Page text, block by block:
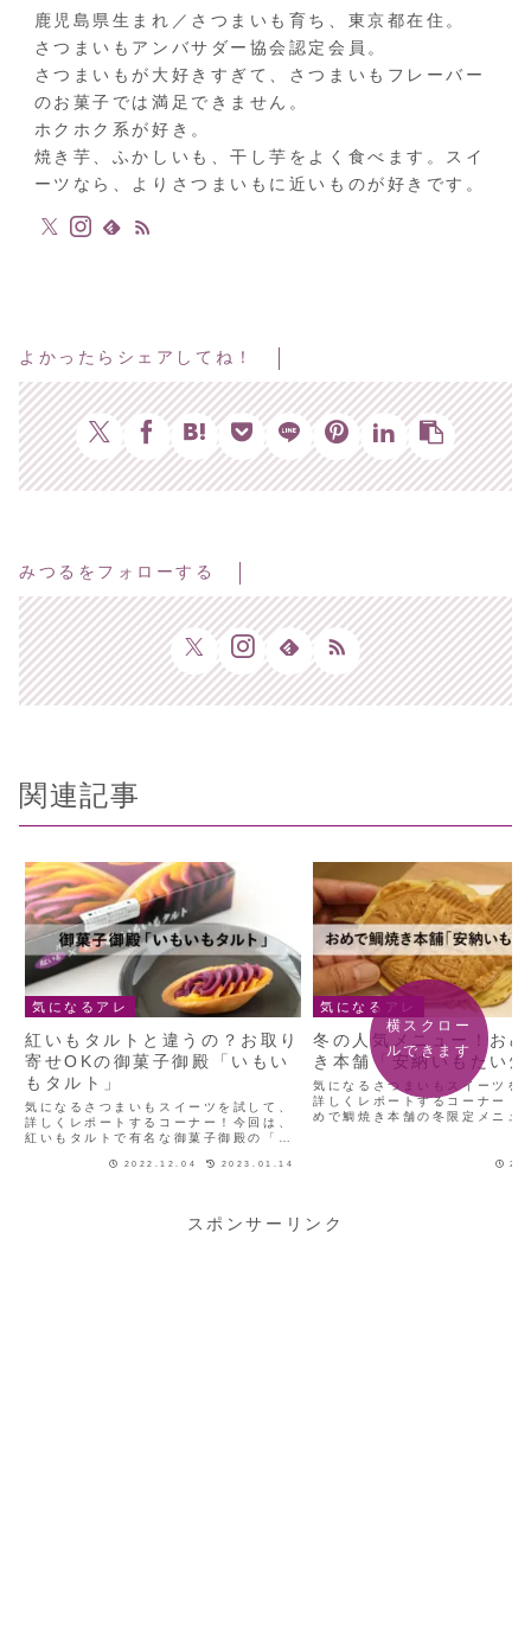
鹿児島県生まれ／さつまいも育ち、東京都在住。
さつまいもアンバサダー協会認定会員。
さつまいもが大好きすぎて、さつまいもフレーバー
のお菓子では満足できません。
ホクホク系が好き。
焼き芋、ふかしいも、干し芋をよく食べます。スイ
ーツなら、よりさつまいもに近いものが好きです。
よかったらシェアしてね！
みつるをフォローする
関連記事
気になるアレ
紅いもタルトと違うの？お取り
寄せOKの御菓子御殿「いもい
もタルト」
気になるさつまいもスイーツを試して、
詳しくレポートするコーナー！今回は、
紅いもタルトで有名な御菓子御殿の「い
キレイ！御菓子御殿「いもいもタルト」
2022.12.04 2023.01.14
気になるアレ
冬の人気メニュー！お
き本舗「安納いもたい
気になるさつまいもスイーツを
詳しくレポートするコーナー！
めで鯛焼き本舗の冬限定メニュ
でたまたま見かけた、「おめで
横スクロー
ルできます
スポンサーリンク